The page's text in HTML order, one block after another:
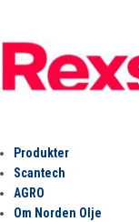
Produkter
Scantech
AGRO
Om Norden Olje